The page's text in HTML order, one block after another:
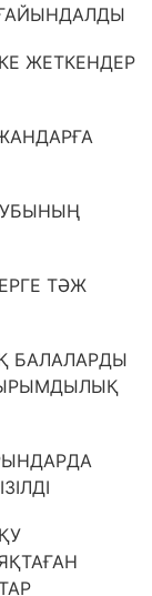
ЖЕТКЕНДЕР
ТӘЖ
БАЛАЛАРДЫ